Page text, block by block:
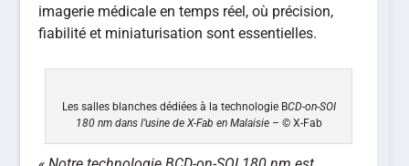
imagerie médicale en temps réel, où précision,
fiabilité et miniaturisation sont essentielles.
Les salles blanches dédiées à la technologie BCD-on-SOI
180 nm dans l’usine de X-Fab en Malaisie – © X-Fab